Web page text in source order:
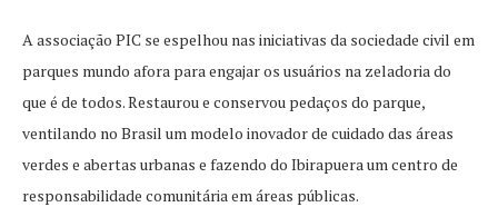
A associação PIC se espelhou nas iniciativas da sociedade civil em
parques mundo afora para engajar os usuários na zeladoria do
que é de todos. Restaurou e conservou pedaços do parque,
ventilando no Brasil um modelo inovador de cuidado das áreas
verdes e abertas urbanas e fazendo do Ibirapuera um centro de
responsabilidade comunitária em áreas públicas.